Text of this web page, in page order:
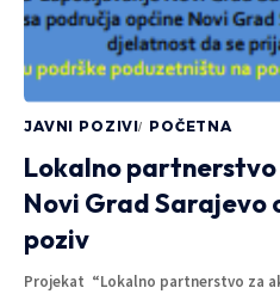
JAVNI POZIVI POČETNA
Lokalno
Novi Grad Sarajevo
poziv
Projekat “Lokalno partnerstvo za